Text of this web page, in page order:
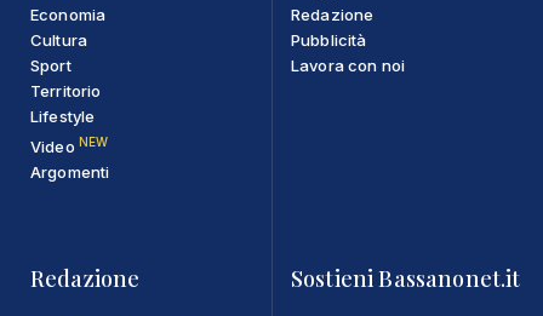
Economia
Cultura
Sport
Territorio
Lifestyle
Video NEW
Argomenti
Redazione
Pubblicità
Lavora con noi
Redazione Sostieni Bassanonet.it